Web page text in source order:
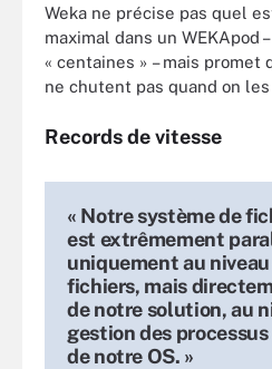
Weka ne précise pas quel
maximal dans un WEKApod
« centaines » – mais promet
ne chutent pas quand on
Records de vitesse
« Notre système de
est extrêmement
uniquement au niveau
fichiers, mais
de notre solution, au
gestion des
de notre OS. »